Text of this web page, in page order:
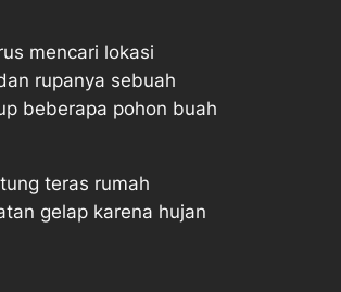
mencari lokasi
rupanya sebuah
beberapa pohon buah
teras rumah
gelap karena hujan